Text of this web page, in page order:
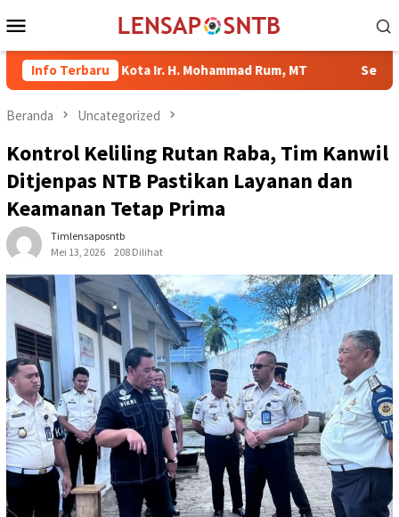
ke
Mobile
Info Terbaru
Kota Ir. H. Mohammad Rum, MT Serahkan Bantuan
Beranda Uncategorized
Kontrol Keliling Rutan Raba, Tim Kanwil
Ditjenpas NTB Pastikan Layanan dan
Keamanan Tetap Prima
Timlensaposntb
Mei 13, 2026
208 Dilihat